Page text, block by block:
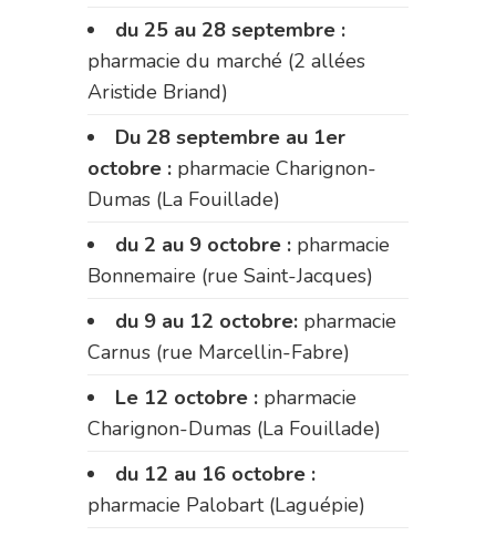
du 25 au 28 septembre :
pharmacie du marché (2 allées
Aristide Briand)
Du 28 septembre au 1er
octobre : pharmacie Charignon-
Dumas (La Fouillade)
du 2 au 9 octobre : pharmacie
Bonnemaire (rue Saint-Jacques)
du 9 au 12 octobre: pharmacie
Carnus (rue Marcellin-Fabre)
Le 12 octobre : pharmacie
Charignon-Dumas (La Fouillade)
du 12 au 16 octobre :
pharmacie Palobart (Laguépie)